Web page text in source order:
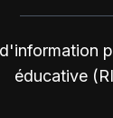
éducative